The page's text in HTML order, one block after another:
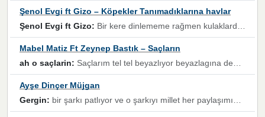
Şenol Evgi ft Gizo – Köpekler Tanımadıklarına havlar
Şenol Evgi ft Gizo: Bir kere dinlememe rağmen kulaklardan gitmiyor sen sen sen sen kurban ol sen sen sen sen hayran ol yükses ses müzik dinleme sebebisiniz canlar bomba gibi patladınız maşallah
Mabel Matiz Ft Zeynep Bastık – Saçların
ah o saçlarin: Saçlarım tel tel beyazlıyor beyazlagına degil yanımda sen yoksun ona üzülüyorum günler bir bir geçiyor geçen günlere değil sensiz geçen günlere darılıyorum,Dinledikce asla kavusamayacagim ama asla unutamicagim sevdiğim adam için yanar içim
Ayşe Dinçer Müjgan
Gergin: bir şarkı patlıyor ve o şarkıyı millet her paylaşımın altına koyuyor ve öyle bir durum hal alıyor ki şarkıyı dinlemeden şarkıdan bikıyorsun Ama bu enteresan bir şekilde dillere dolanıyor millet olarak seviyoruz dertlerle boğuşurken bir yandan da göbek atmayi))) diyeceklerim bu kadar güzel hoş bir sayfa emeğinize sağlık arkadaşlar kolay gelsin